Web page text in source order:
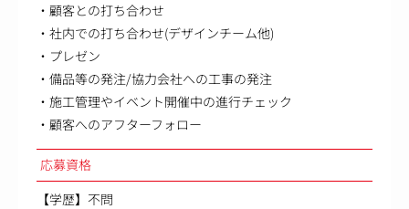
・顧客との打ち合わせ
・社内での打ち合わせ(デザインチーム他)
・プレゼン
・備品等の発注/協力会社への工事の発注
・施工管理やイベント開催中の進行チェック
・顧客へのアフターフォロー
応募資格
【学歴】不問